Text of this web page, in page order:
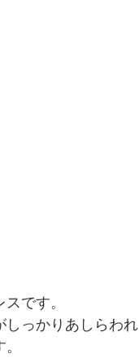
です。
しっかりあしらわれ